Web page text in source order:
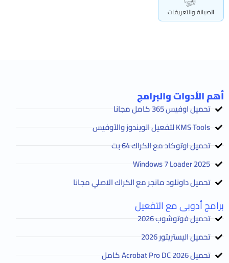
الصيانة والتعريفات
أهم الأدوات والبرامج
تحميل اوفيس 365 كامل مجانا
KMS Tools لتفعيل الويندوز والأوفيس
تحميل اوتوكاد مع الكراك 64 بت
2025 Windows 7 Loader
تحميل داونلود مانجر مع الكراك الاصلي مجانا
برامج أدوبى مع التفعيل
تحميل فوتوشوب 2026
تحميل اليستريتور 2026
تحميل Acrobat Pro DC 2026 كامل